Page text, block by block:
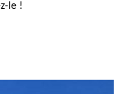
le !